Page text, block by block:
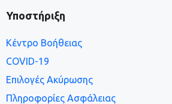
Υποστήριξη
Κέντρο Βοήθειας
COVID-19
Επιλογές Ακύρωσης
Πληροφορίες Ασφάλειας